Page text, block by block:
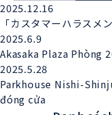
2025.12.16
「カスタマーハラスメ
2025.6.9
Akasaka Plaza Phòng
2025.5.28
Parkhouse Nishi-
đóng cửa